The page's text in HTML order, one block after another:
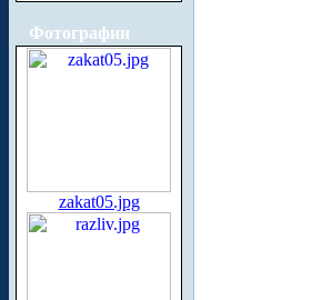
Фотографии
zakat05.jpg